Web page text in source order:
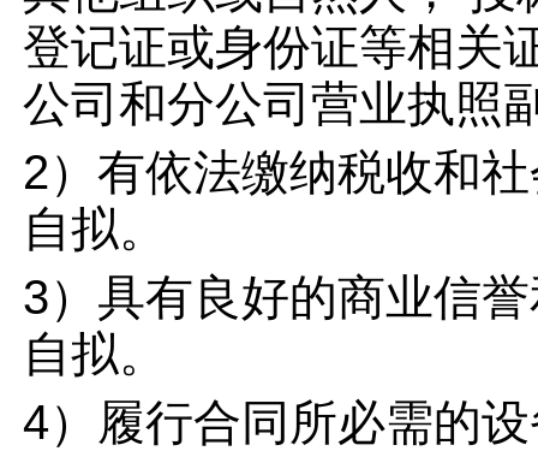
登记证或身份证等相关
公司和分公司营业执照
2）有依法缴纳税收和
自拟。
3）具有良好的商业信
自拟。
4）履行合同所必需的